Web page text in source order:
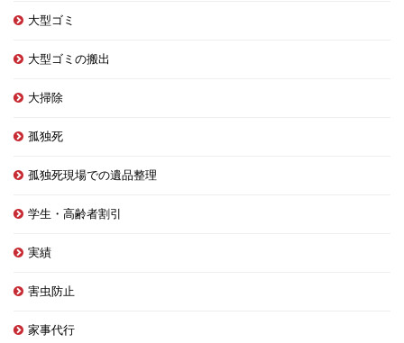
大型ゴミ
大型ゴミの搬出
大掃除
孤独死
孤独死現場での遺品整理
学生・高齢者割引
実績
害虫防止
家事代行